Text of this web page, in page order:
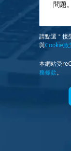
請點選＂接
與Cookie政
本網站受
務條款。